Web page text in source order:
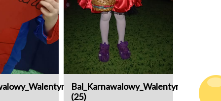
Bal_Karnawalowy_Walentynki
(25)